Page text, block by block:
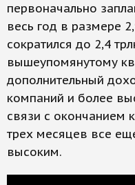
первоначально
весь год в размере
сократился до 2,4
вышеупомянутому
дополнительный
компаний и более
связи с окончанием
трех месяцев все
высоким.